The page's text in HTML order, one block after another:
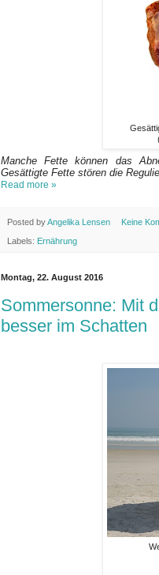
Manche Fette können das
Gesättigte Fette stören die
Read more »
Posted byAngelika Lensen Keine
Labels: Ernährung
Montag, 22. August 2016
Sommersonne: Mit
besser im Schatten